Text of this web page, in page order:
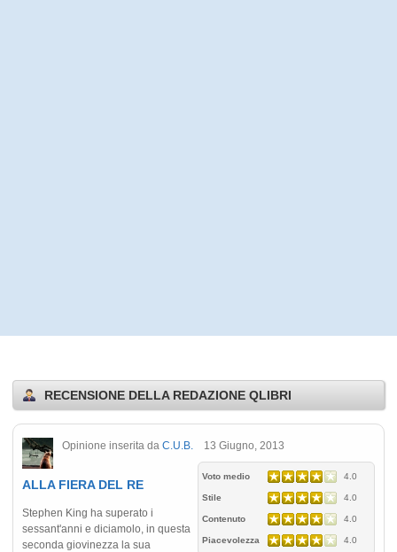
RECENSIONE DELLA REDAZIONE QLIBRI
Opinione inserita da C.U.B. 13 Giugno, 2013
Voto medio 4.0
Stile 4.0
Contenuto 4.0
Piacevolezza 4.0
ALLA FIERA DEL RE
Stephen King ha superato i
sessant'anni e diciamolo, in questa
seconda giovinezza la sua